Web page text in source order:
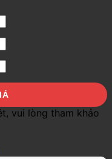
vui lòng tham khảo